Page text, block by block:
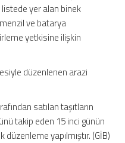
listede yer alan binek
ve batarya
yetkisine ilişkin
düzenlenen arazi
satılan taşıtların
takip eden 15 inci günün
yapılmıştır. (GİB)